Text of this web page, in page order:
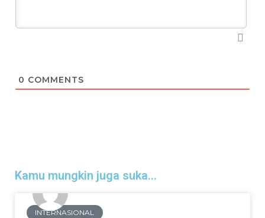
0 COMMENTS
Kamu mungkin juga suka...
INTERNASIONAL